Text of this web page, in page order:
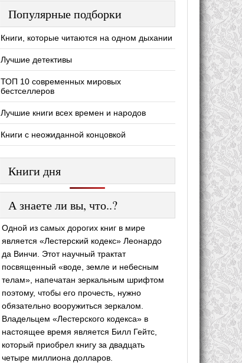
Популярные подборки
Книги, которые читаются на одном дыхании
Лучшие детективы
ТОП 10 современных мировых
бестселлеров
Лучшие книги всех времен и народов
Книги с неожиданной концовкой
Книги дня
А знаете ли вы, что..?
Одной из самых дорогих книг в мире
является «Лестерский кодекс» Леонардо
да Винчи. Этот научный трактат
посвященный «воде, земле и небесным
телам», напечатан зеркальным шрифтом
поэтому, чтобы его прочесть, нужно
обязательно вооружиться зеркалом.
Владельцем «Лестерского кодекса» в
настоящее время является Билл Гейтс,
который приобрел книгу за двадцать
четыре миллиона долларов.